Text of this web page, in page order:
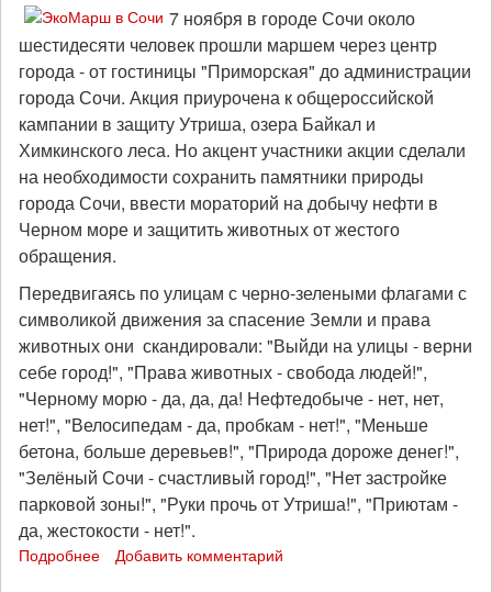
Веганствующим
посвящается!
7 ноября в городе Сочи около
шестидесяти человек прошли маршем через центр
города - от гостиницы "Приморская" до администрации
города Сочи. Акция приурочена к общероссийской
кампании в защиту Утриша, озера Байкал и
Химкинского леса. Но акцент участники акции сделали
на необходимости сохранить памятники природы
города Сочи, ввести мораторий на добычу нефти в
Черном море и защитить животных от жестого
обращения.
Передвигаясь по улицам с черно-зелеными флагами с
символикой движения за спасение Земли и права
животных они скандировали: "Выйди на улицы - верни
себе город!", "Права животных - свобода людей!",
"Черному морю - да, да, да! Нефтедобыче - нет, нет,
нет!", "Велосипедам - да, пробкам - нет!", "Меньше
бетона, больше деревьев!", "Природа дороже денег!",
"Зелёный Сочи - счастливый город!", "Нет застройке
парковой зоны!", "Руки прочь от Утриша!", "Приютам -
да, жестокости - нет!".
Подробнее Добавить комментарий